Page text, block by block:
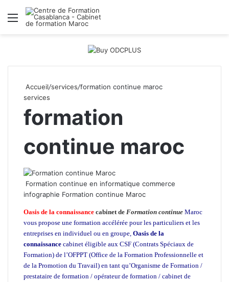
Menu
Accueil/services/formation continue maroc
services
formation
continue maroc
Formation continue en informatique commerce
infographie Formation continue Maroc
Oasis de la connaissance cabinet de Formation continue Maroc
vous propose une formation accélérée pour les particuliers et les
entreprises en individuel ou en groupe, Oasis de la
connaissance cabinet éligible aux CSF (Contrats Spéciaux de
Formation) de l’OFPPT (Office de la Formation Professionnelle et
de la Promotion du Travail) en tant qu’Organisme de Formation /
prestataire de formation / opérateur de formation / cabinet de